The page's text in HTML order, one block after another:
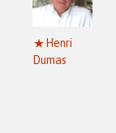
Henri
Dumas